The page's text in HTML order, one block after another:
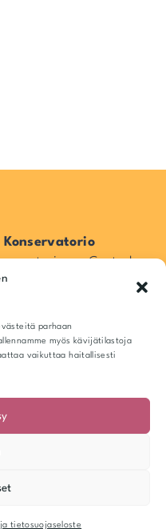
parhaan
myös kävijätilastoja
vaikuttaa haitallisesti
tietosuojaseloste
Konservatorio
– Central
Suomi / Finland
6